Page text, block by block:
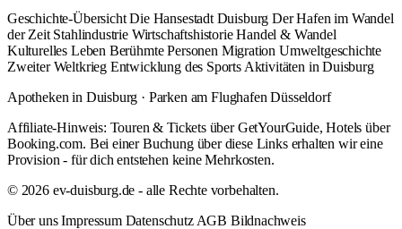
Geschichte-Übersicht Die Hansestadt Duisburg Der Hafen im Wandel
der Zeit Stahlindustrie Wirtschaftshistorie Handel & Wandel
Kulturelles Leben Berühmte Personen Migration Umweltgeschichte
Zweiter Weltkrieg Entwicklung des Sports Aktivitäten in Duisburg
Apotheken in Duisburg · Parken am Flughafen Düsseldorf
Affiliate-Hinweis: Touren & Tickets über GetYourGuide, Hotels über
Booking.com. Bei einer Buchung über diese Links erhalten wir eine
Provision - für dich entstehen keine Mehrkosten.
© 2026 ev-duisburg.de - alle Rechte vorbehalten.
Über uns Impressum Datenschutz AGB Bildnachweis